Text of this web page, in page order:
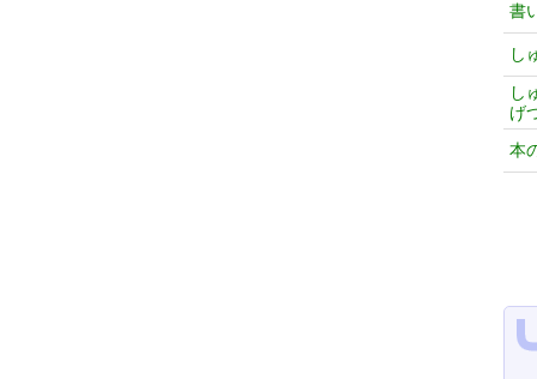
書
し
し
げ
本